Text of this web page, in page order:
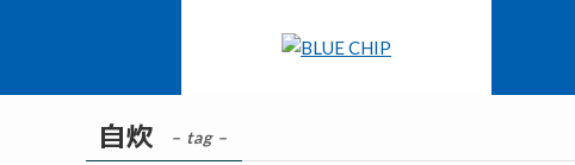
自炊 – tag –